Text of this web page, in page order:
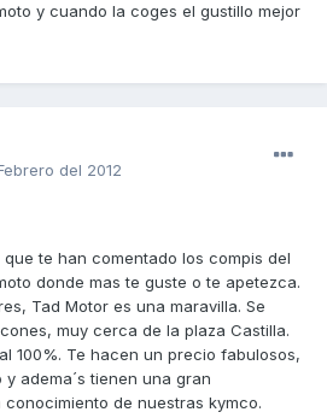
y cuando la coges el gustillo mejor
del 2012
te han comentado los compis del
donde mas te guste o te apetezca.
Tad Motor es una maravilla. Se
muy cerca de la plaza Castilla.
100%. Te hacen un precio fabulosos,
adema´s tienen una gran
de nuestras kymco.